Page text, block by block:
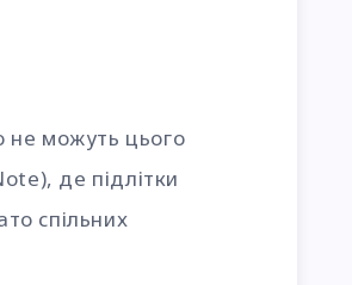
не можуть цього
де підлітки
спільних